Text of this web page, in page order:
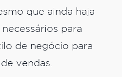
que ainda haja
para
de negócio para
vendas.